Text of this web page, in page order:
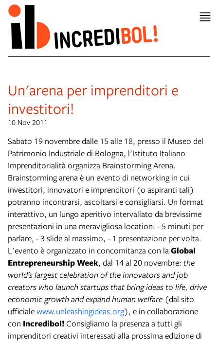
Un'arena per imprenditori e
investitori!
10 Nov 2011
Sabato 19 novembre dalle 15 alle 18, presso il Museo del
Patrimonio Industriale di Bologna, l'Istituto Italiano
Imprenditorialità organizza Brainstorming Arena.
Brainstorming arena è un evento di networking in cui
investitori, innovatori e imprenditori (o aspiranti tali)
potranno incontrarsi, ascoltarsi e consigliarsi. Un format
interattivo, un lungo aperitivo intervallato da brevissime
presentazioni in una meravigliosa location: - 5 minuti per
parlare, - 3 slide al massimo, - 1 presentazione per volta.
L'evento è organizzato in concomitanza con laGlobal
Entrepreneurship Week, dal 14 al 20 novembre: the
world’s largest celebration of the innovators and job
creators who launch startups that bring ideas to life, drive
economic growth and expand human welfare (dal sito
ufficialewww.unleashingideas.org), e in collaborazione
con Incredibol!Consigliamo la presenza a tutti gli
imprenditori creativi interessati alla prossima edizione di